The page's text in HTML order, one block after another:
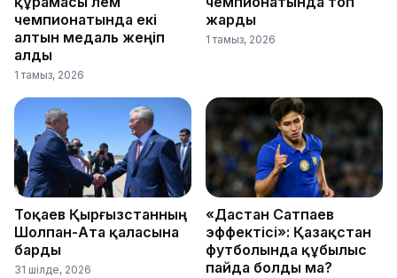
чемпионатында екі
алтын медаль жеңіп
алды
1 тамыз, 2026
жарды
1 тамыз, 2026
Тоқаев Қырғызстанның
Шолпан-Ата қаласына
барды
31 шілде, 2026
«Дастан Сатпаев
эффектісі»: Қазақстан
футболында құбылыс
пайда болды ма?